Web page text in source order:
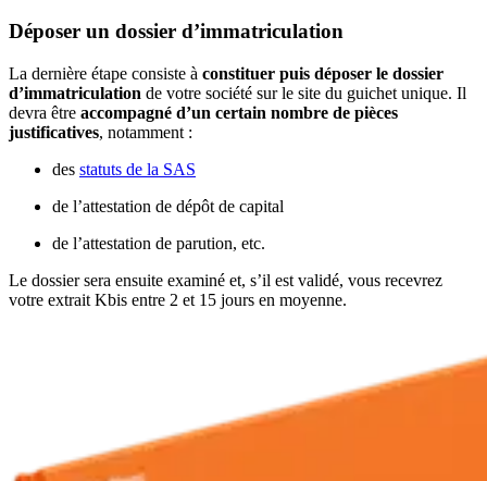
Déposer un dossier d’immatriculation
La dernière étape consiste à constituer puis déposer le dossier
d’immatriculation de votre société sur le site du guichet unique. Il
devra être accompagné d’un certain nombre de pièces
justificatives, notamment :
des statuts de la SAS
de l’attestation de dépôt de capital
de l’attestation de parution, etc.
Le dossier sera ensuite examiné et, s’il est validé, vous recevrez
votre extrait Kbis entre 2 et 15 jours en moyenne.